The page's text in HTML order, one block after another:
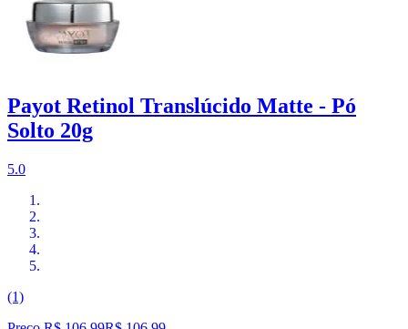
Payot Retinol Translúcido Matte - Pó
Solto 20g
5.0
(1)